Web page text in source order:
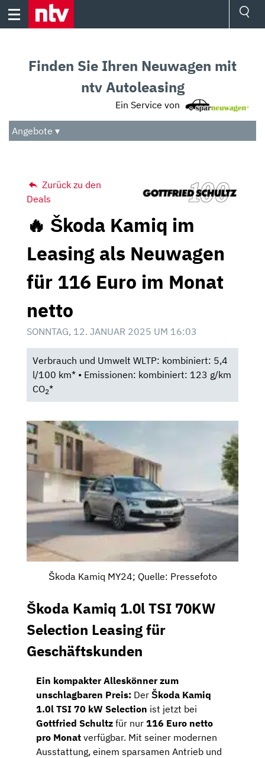
Skip
Audio
Das Beste
Finden Sie Ihren Neuwagen mit
ntv Autoleasing
Ein Service von
Angebote ▾
Zurück zu den
Deals
🔥 Škoda Kamiq im
Leasing als Neuwagen
für 116 Euro im Monat
netto
SONNTAG, 12. JANUAR 2025 UM 16:03
Verbrauch und Umwelt WLTP: kombiniert: 5,4
l/100 km* • Emissionen: kombiniert: 123 g/km
CO2*
Škoda Kamiq MY24; Quelle: Pressefoto
Škoda Kamiq 1.0l TSI 70KW
Selection Leasing für
Geschäftskunden
Ein kompakter Alleskönner zum
unschlagbaren Preis: Der Škoda Kamiq
1.0l TSI 70 kW Selection ist jetzt bei
Gottfried Schultz für nur 116 Euro netto
pro Monat verfügbar. Mit seiner modernen
Ausstattung, einem sparsamen Antrieb und